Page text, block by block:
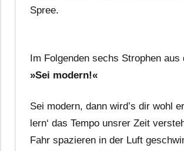
Spree.
Im Folgenden sechs Strophen
»Sei modern!«
Sei modern, dann wird’s dir wohl
lern‘ das Tempo unsrer Zeit
Fahr spazieren in der Luft